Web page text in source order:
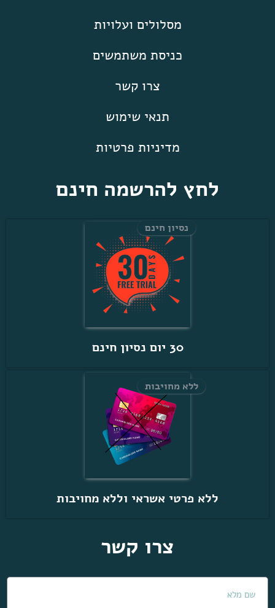
מסלולים ועלויות
כניסת משתמשים
צרו קשר
תנאי שימוש
מדיניות פרטיות
לחץ להרשמה חינם
30 יום נסיון חינם
נסיון חינם
ללא פרטי אשראי וללא מחויבות
ללא מחויבות
צרו קשר